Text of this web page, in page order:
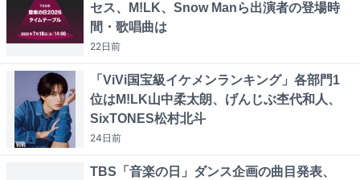
セス、M!LK、Snow Manら出演者の登場時
間・歌唱曲は
22日前
「ViVi国宝級イケメンランキング」各部門1
位はM!LK山中柔太朗、げんじぶ杢代和人、
SixTONES松村北斗
24日前
TBS「音楽の日」ダンス企画の曲目発表、